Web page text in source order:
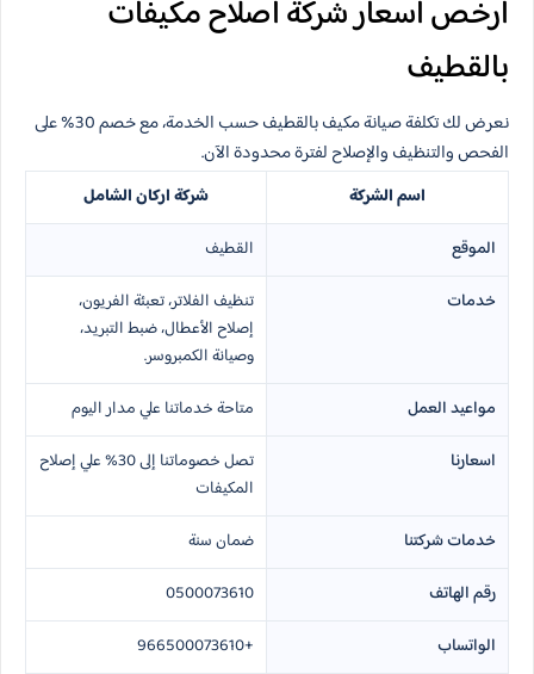
ارخص اسعار شركة اصلاح مكيفات​
بالقطيف
نعرض لك تكلفة صيانة مكيف بالقطيف حسب الخدمة، مع خصم 30% على
الفحص والتنظيف والإصلاح لفترة محدودة الآن.
اسم الشركة
شركة اركان الشامل
الموقع
القطيف
خدمات
تنظيف الفلاتر، تعبئة الفريون،
إصلاح الأعطال، ضبط التبريد،
وصيانة الكمبروسر.
مواعيد العمل
متاحة خدماتنا علي مدار اليوم
اسعارنا
تصل خصوماتنا إلى 30% علي إصلاح
المكيفات
خدمات شركتنا
ضمان سنة
رقم الهاتف
0500073610
الواتساب
+966500073610